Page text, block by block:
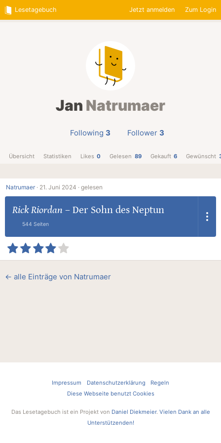
Lesetagebuch Jetzt anmelden Zum Login
Jan Natrumaer
Following 3 Follower 3
Übersicht Statistiken Likes 0 Gelesen 89 Gekauft 6 Gewünscht
Natrumaer · 21. Juni 2024 · gelesen
Rick Riordan – Der Sohn des Neptun
544 Seiten
← alle Einträge von Natrumaer
Impressum Datenschutzerklärung
Regeln
Diese Webseite benutzt Cookies
Das Lesetagebuch ist ein Projekt von Daniel Diekmeier. Vielen Dank an alle
Unterstützenden!